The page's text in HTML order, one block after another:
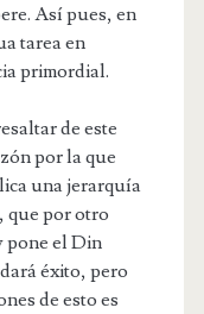
Así pues, en
tarea en
primordial.
de este
por la que
una jerarquía
que por otro
pone el Din
éxito, pero
de esto es